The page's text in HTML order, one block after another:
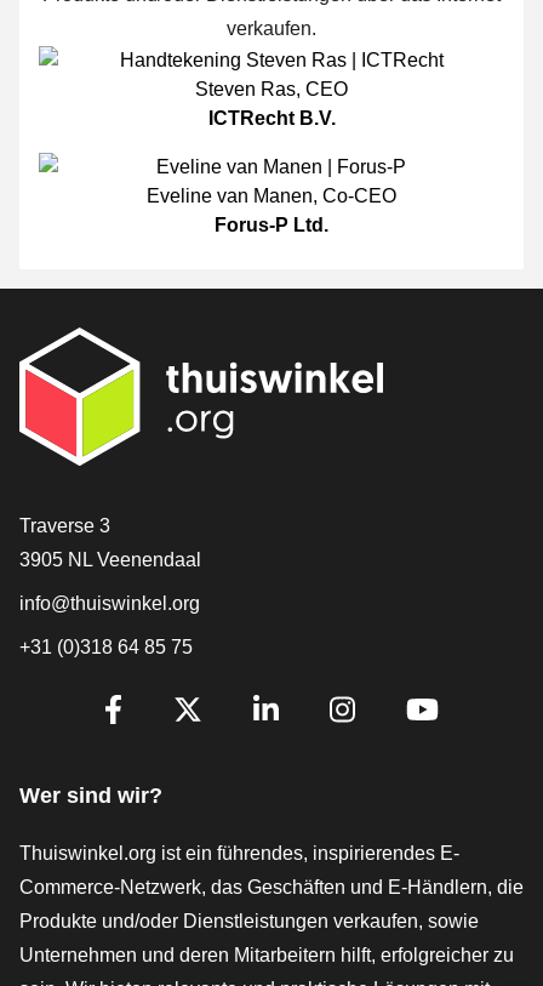
verkaufen.
Steven Ras, CEO
ICTRecht B.V.
Eveline van Manen, Co-CEO
Forus-P Ltd.
[_General:Contact]
Traverse 3
3905 NL Veenendaal
info@thuiswinkel.org
+31 (0)318 64 85 75
[_General:SocialMediaTitle]
Wer sind wir?
Thuiswinkel.org ist ein führendes, inspirierendes E-
Commerce-Netzwerk, das Geschäften und E-Händlern, die
Produkte und/oder Dienstleistungen verkaufen, sowie
Unternehmen und deren Mitarbeitern hilft, erfolgreicher zu